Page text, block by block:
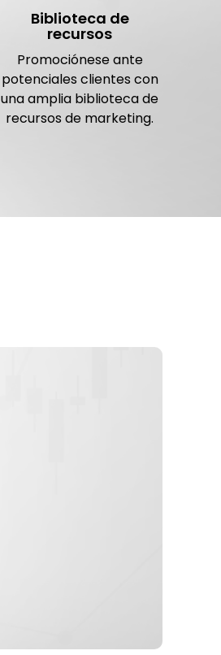
Biblioteca de
recursos
Promociónese ante
potenciales clientes con
una amplia biblioteca de
recursos de marketing.